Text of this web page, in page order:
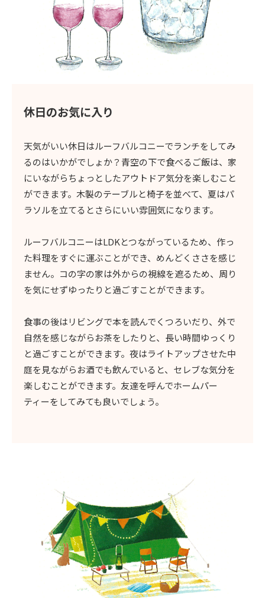
休日のお気に入り
天気がいい休日はルーフバルコニーでランチをしてみ
るのはいかがでしょか？青空の下で食べるご飯は、家
にいながらちょっとしたアウトドア気分を楽しむこと
ができます。木製のテーブルと椅子を並べて、夏はパ
ラソルを立てるとさらにいい雰囲気になります。
ルーフバルコニーはLDKとつながっているため、作っ
た料理をすぐに運ぶことができ、めんどくささを感じ
ません。コの字の家は外からの視線を遮るため、周り
を気にせずゆったりと過ごすことができます。
食事の後はリビングで本を読んでくつろいだり、外で
自然を感じながらお茶をしたりと、長い時間ゆっくり
と過ごすことができます。夜はライトアップさせた中
庭を見ながらお酒でも飲んでいると、セレブな気分を
楽しむことができます。友達を呼んでホームパー
ティーをしてみても良いでしょう。